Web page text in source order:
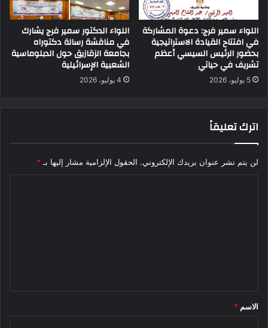
اللواء سمير فرج: دعوة المشاركة
في افتتاح القيادة الاستراتيجية
بحضور الرئيس السيسي أعظم
تشريف في حياتي
5 يوليو، 2026
اللواء الدكتور سمير فرج يشارك
في مناقشة رسالة دكتوراه
بجامعة الزقازيق حول الدبلوماسية
الشعبية الإسرائيلية
4 يوليو، 2026
اترك تعليقاً
لن يتم نشر عنوان بريدك الإلكتروني. الحقول الإلزامية مشار إليها بـ *
*
الاسم *